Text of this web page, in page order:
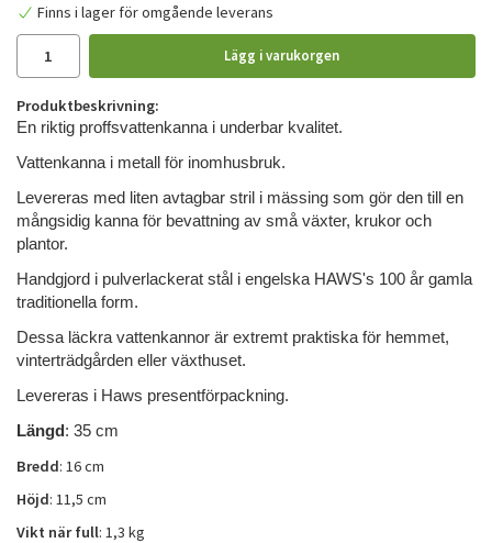
Finns i lager för omgående leverans
Lägg i varukorgen
Produktbeskrivning:
En riktig proffsvattenkanna i underbar kvalitet.
Vattenkanna i metall för inomhusbruk.
Levereras med liten avtagbar stril i mässing som gör den till en
mångsidig kanna för bevattning av små växter, krukor och
plantor.
Handgjord i pulverlackerat stål i engelska HAWS's 100 år gamla
traditionella form.
Dessa läckra vattenkannor är extremt praktiska för hemmet,
vinterträdgården eller växthuset.
Levereras i Haws presentförpackning.
Längd: 35 cm
Bredd: 16 cm
Höjd: 11,5 cm
Vikt när full: 1,3 kg